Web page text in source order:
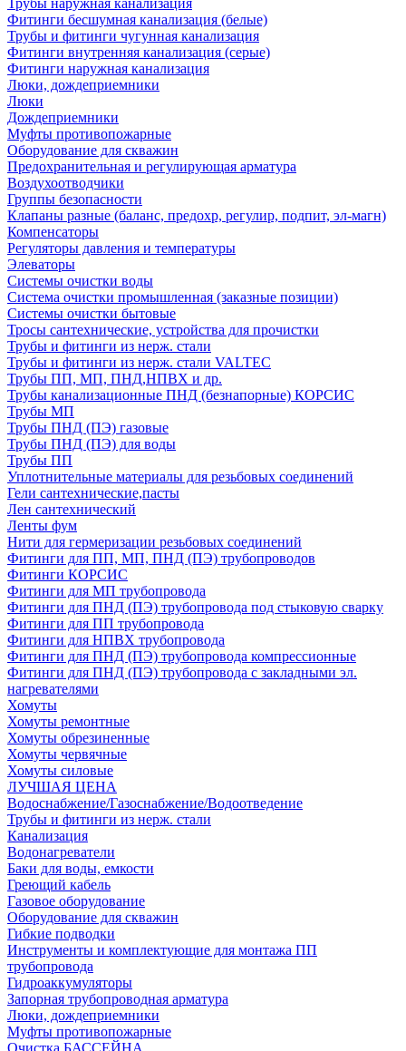
Трубы наружная канализация
Фитинги бесшумная канализация (белые)
Трубы и фитинги чугунная канализация
Фитинги внутренняя канализация (серые)
Фитинги наружная канализация
Люки, дождеприемники
Люки
Дождеприемники
Муфты противопожарные
Оборудование для скважин
Предохранительная и регулирующая арматура
Воздухоотводчики
Группы безопасности
Клапаны разные (баланс, предохр, регулир, подпит, эл-магн)
Компенсаторы
Регуляторы давления и температуры
Элеваторы
Системы очистки воды
Система очистки промышленная (заказные позиции)
Системы очистки бытовые
Тросы сантехнические, устройства для прочистки
Трубы и фитинги из нерж. стали
Трубы и фитинги из нерж. стали VALTEC
Трубы ПП, МП, ПНД,НПВХ и др.
Трубы канализационные ПНД (безнапорные) КОРСИС
Трубы МП
Трубы ПНД (ПЭ) газовые
Трубы ПНД (ПЭ) для воды
Трубы ПП
Уплотнительные материалы для резьбовых соединений
Гели сантехнические,пасты
Лен сантехнический
Ленты фум
Нити для гермеризации резьбовых соединений
Фитинги для ПП, МП, ПНД (ПЭ) трубопроводов
Фитинги КОРСИС
Фитинги для МП трубопровода
Фитинги для ПНД (ПЭ) трубопровода под стыковую сварку
Фитинги для ПП трубопровода
Фитинги для НПВХ трубопровода
Фитинги для ПНД (ПЭ) трубопровода компрессионные
Фитинги для ПНД (ПЭ) трубопровода с закладными эл.
нагревателями
Хомуты
Хомуты ремонтные
Хомуты обрезиненные
Хомуты червячные
Хомуты силовые
ЛУЧШАЯ ЦЕНА
Водоснабжение/Газоснабжение/Водоотведение
Трубы и фитинги из нерж. стали
Канализация
Водонагреватели
Баки для воды, емкости
Греющий кабель
Газовое оборудование
Оборудование для скважин
Гибкие подводки
Инструменты и комплектующие для монтажа ПП
трубопровода
Гидроаккумуляторы
Запорная трубопроводная арматура
Люки, дождеприемники
Муфты противопожарные
Очистка БАССЕЙНА